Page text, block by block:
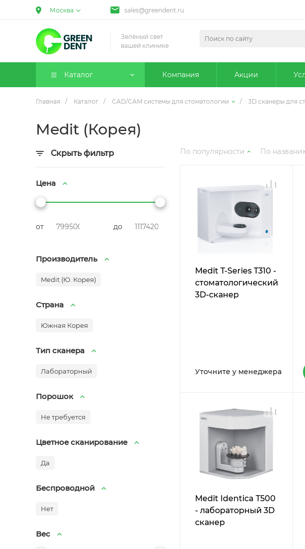
Москва sales@greendent.ru
Зелёный свет
вашей клинике
Каталог Компания Акции
Главная / Каталог / CAD/CAM системы для стоматологии / 3D cканеры для
Medit (Корея)
Скрыть фильтр
Цена
от до
Производитель
Medit (Ю. Корея)
Страна
Южная Корея
Тип сканера
Лабораторный
Порошок
Не требуется
Цветное сканирование
Да
Беспроводной
Нет
Вес
По популярности По
Medit T-Series T310 -
стоматологический
3D-сканер
Уточните у менеджера
Medit Identica T500
- лабораторный 3D
сканер